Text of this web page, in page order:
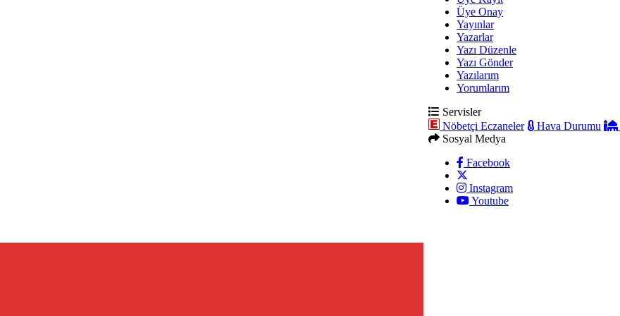
Üye Onay
Yayınlar
Yazarlar
Yazı Düzenle
Yazı Gönder
Yazılarım
Yorumlarım
Servisler
Nöbetçi Eczaneler
Hava Durumu
Sosyal Medya
Facebook
Instagram
Youtube